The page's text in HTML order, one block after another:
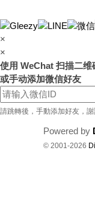
×
×
使用 WeChat 扫描二维
或手动添加微信好友
請跳轉後，手動添加好友，
Powered by
© 2001-2026